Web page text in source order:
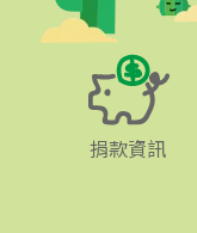
捐款資訊